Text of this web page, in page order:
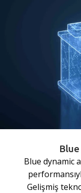
Blue dynamic
Gelişmiş